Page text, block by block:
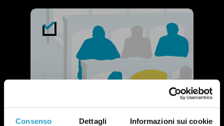
Consenso Dettagli Informazioni sui cookie